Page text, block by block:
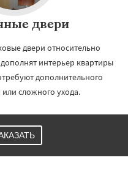
двери
двери относительно
интерьер квартиры
дополнительного
сложного ухода.